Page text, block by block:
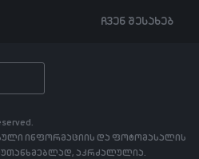
ჩვენ შესახებ
ინფორმაციის და ფოტომასალის
აკრძალულია.